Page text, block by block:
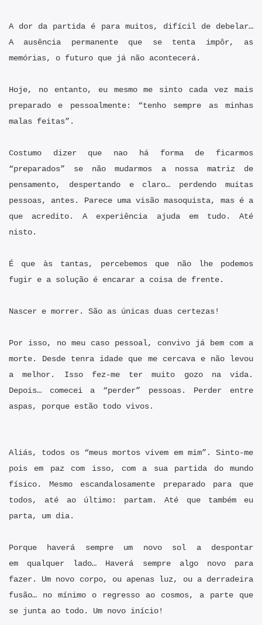
A dor da partida é para muitos, difícil de debelar…
A ausência permanente que se tenta impôr, as
memórias, o futuro que já não acontecerá.
Hoje, no entanto, eu mesmo me sinto cada vez mais
preparado e pessoalmente: “tenho sempre as minhas
malas feitas”.
Costumo dizer que nao há forma de ficarmos
“preparados” se não mudarmos a nossa matriz de
pensamento, despertando e claro… perdendo muitas
pessoas, antes. Parece uma visão masoquista, mas é a
que acredito. A experiência ajuda em tudo. Até
nisto.
É que às tantas, percebemos que não lhe podemos
fugir e a solução é encarar a coisa de frente.
Nascer e morrer. São as únicas duas certezas!
Por isso, no meu caso pessoal, convivo já bem com a
morte. Desde tenra idade que me cercava e não levou
a melhor. Isso fez-me ter muito gozo na vida.
Depois… comecei a “perder” pessoas. Perder entre
aspas, porque estão todo vivos.
Aliás, todos os “meus mortos vivem em mim”. Sinto-me
pois em paz com isso, com a sua partida do mundo
físico. Mesmo escandalosamente preparado para que
todos, até ao último: partam. Até que também eu
parta, um dia.
Porque haverá sempre um novo sol a despontar
em qualquer lado… Haverá sempre algo novo para
fazer. Um novo corpo, ou apenas luz, ou a derradeira
fusão… no mínimo o regresso ao cosmos, a parte que
se junta ao todo. Um novo início!